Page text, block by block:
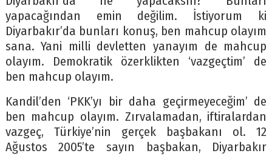
yapacağından emin değilim. İstiyorum ki
Diyarbakır’da bunları konuş, ben mahcup olayım
sana. Yani milli devletten yanayım de mahcup
olayım. Demokratik özerklikten ‘vazgeçtim’ de
ben mahcup olayım.
Kandil’den ‘PKK’yı bir daha geçirmeyeceğim’ de
ben mahcup olayım. Zırvalamadan, iftiralardan
vazgeç, Türkiye’nin gerçek başbakanı ol. 12
Ağustos 2005’te sayın başbakan, Diyarbakır